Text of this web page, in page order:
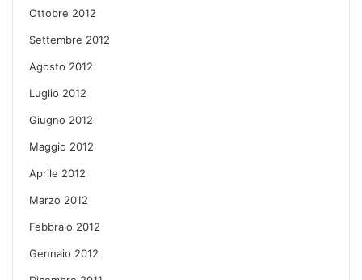
Ottobre 2012
Settembre 2012
Agosto 2012
Luglio 2012
Giugno 2012
Maggio 2012
Aprile 2012
Marzo 2012
Febbraio 2012
Gennaio 2012